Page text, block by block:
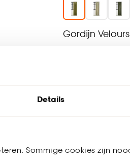
Details
Sommige cookies zijn
Gordijn